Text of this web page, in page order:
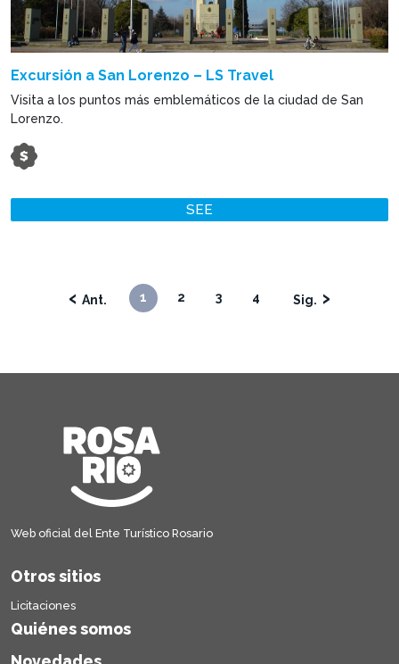
Excursión a San Lorenzo – LS Travel
Visita a los puntos más emblemáticos de la ciudad de San
Lorenzo.
SEE
‹ 1 2 3 4 ›
Web oficial del Ente Turístico Rosario
Otros sitios
Licitaciones
Quiénes somos